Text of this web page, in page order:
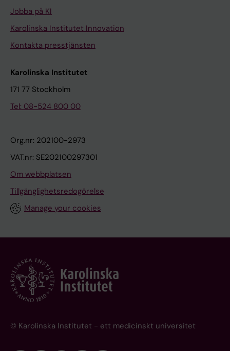
Jobba på KI
Karolinska Institutet Innovation
Kontakta presstjänsten
Karolinska Institutet
171 77 Stockholm
Tel: 08-524 800 00
Org.nr: 202100-2973
VAT.nr: SE202100297301
Om webbplatsen
Tillgänglighetsredogörelse
Manage your cookies
© Karolinska Institutet - ett medicinskt universitet